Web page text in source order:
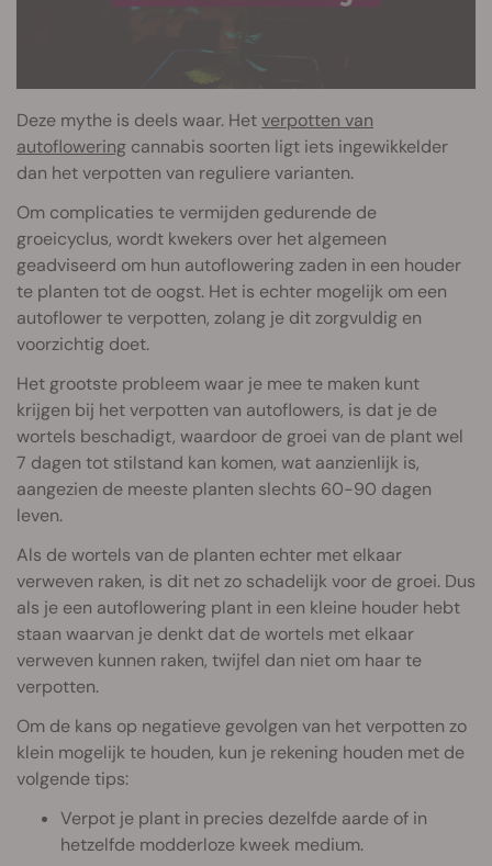
Deze mythe is deels waar. Hetverpotten van
autoflowering cannabis soorten ligt iets ingewikkelder
dan het verpotten van reguliere varianten.
Om complicaties te vermijden gedurende de
groeicyclus, wordt kwekers over het algemeen
geadviseerd om hun autoflowering zaden in een houder
te planten tot de oogst. Het is echter mogelijk om een
autoflower te verpotten, zolang je dit zorgvuldig en
voorzichtig doet.
Het grootste probleem waar je mee te maken kunt
krijgen bij het verpotten van autoflowers, is dat je de
wortels beschadigt, waardoor de groei van de plant wel
7 dagen tot stilstand kan komen, wat aanzienlijk is,
aangezien de meeste planten slechts 60-90 dagen
leven.
Als de wortels van de planten echter met elkaar
verweven raken, is dit net zo schadelijk voor de groei. Dus
als je een autoflowering plant in een kleine houder hebt
staan waarvan je denkt dat de wortels met elkaar
verweven kunnen raken, twijfel dan niet om haar te
verpotten.
Om de kans op negatieve gevolgen van het verpotten zo
klein mogelijk te houden, kun je rekening houden met de
volgende tips:
Verpot je plant in precies dezelfde aarde of in
hetzelfde modderloze kweek medium.